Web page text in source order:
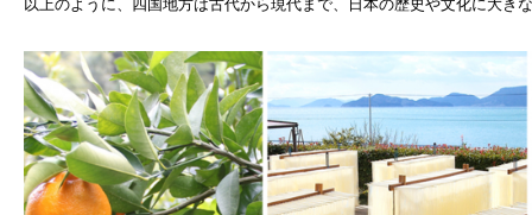
以上のように、四国地方は古代から現代まで、日本の歴史や文化に大き